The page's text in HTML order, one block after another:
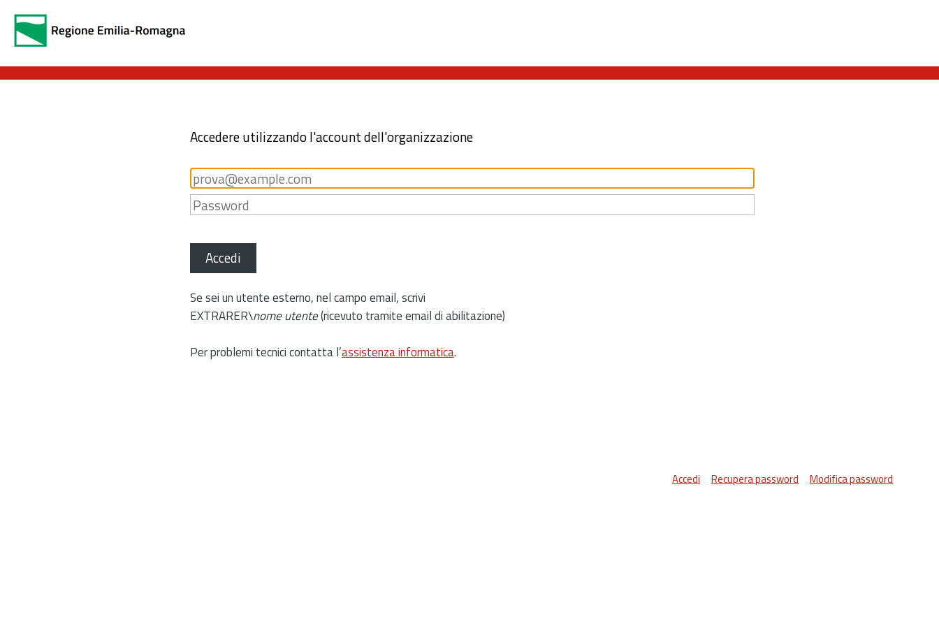
Accedere utilizzando l'account dell'organizzazione
Accedi
Se sei un utente esterno, nel campo email, scrivi
EXTRARER\nome utente(ricevuto tramite email di abilitazione)
Per problemi tecnici contatta l’assistenza informatica.
Accedi Recupera password Modifica password